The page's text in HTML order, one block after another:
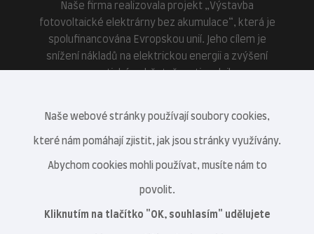
Naše firma realizovala projekt „Výstavba
fotovoltaické elektrárny bez akumulace“, která je
spolufinancována Evropskou unií. Jeho cílem je
snížení nákladů na elektrickou energii a zvýšení
Naše webové stránky používají soubory cookies,
které nám pomáhají zjistit, jak jsou stránky využívány.
Abychom cookies mohli používat, musíte nám to
povolit.
Kliknutím na tlačítko "OK, souhlasím" udělujete